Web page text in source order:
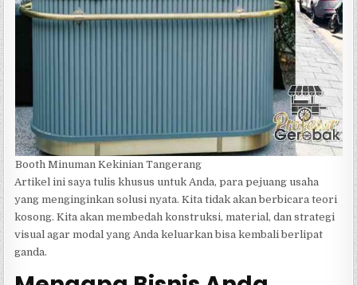
Booth Minuman Kekinian Tangerang
Artikel ini saya tulis khusus untuk Anda, para pejuang usaha
yang menginginkan solusi nyata. Kita tidak akan berbicara teori
kosong. Kita akan membedah konstruksi, material, dan strategi
visual agar modal yang Anda keluarkan bisa kembali berlipat
ganda.